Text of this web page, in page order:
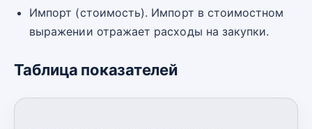
Импорт (стоимость). Импорт в стоимостном
выражении отражает расходы на закупки.
Таблица показателей